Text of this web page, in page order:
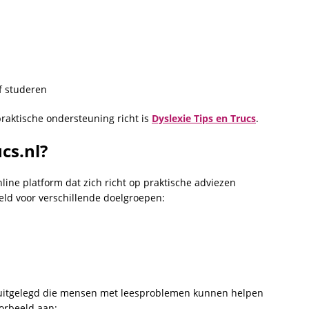
studeren
ondersteuning richt is Dyslexie Tips en Trucs.
platform dat zich richt op praktische adviezen
voor verschillende doelgroepen:
die mensen met leesproblemen kunnen helpen